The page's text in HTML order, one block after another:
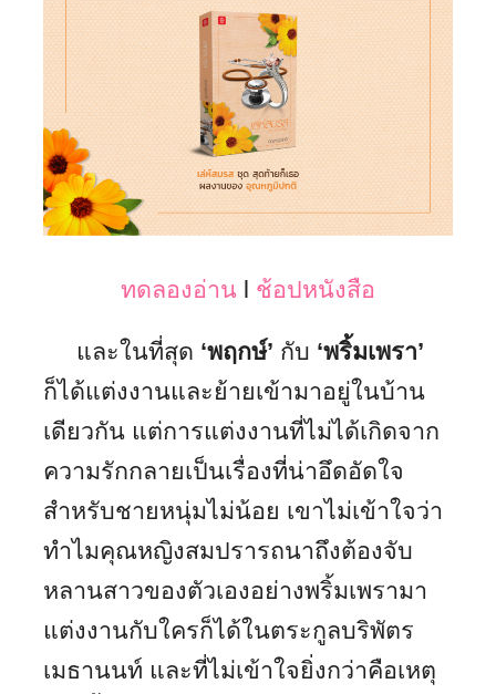
ทดลองอ่านl ช้อปหนังสือ
และในที่สุด ‘พฤกษ์’ กับ ‘พริ้มเพรา’
ก็ได้แต่งงานและย้ายเข้ามาอยู่ในบ้าน
เดียวกัน แต่การแต่งงานที่ไม่ได้เกิดจาก
ความรักกลายเป็นเรื่องที่น่าอึดอัดใจ
สำหรับชายหนุ่มไม่น้อย เขาไม่เข้าใจว่า
ทำไมคุณหญิงสมปรารถนาถึงต้องจับ
หลานสาวของตัวเองอย่างพริ้มเพรามา
แต่งงานกับใครก็ได้ในตระกูลบริพัตร
เมธานนท์ และที่ไม่เข้าใจยิ่งกว่าคือเหตุ